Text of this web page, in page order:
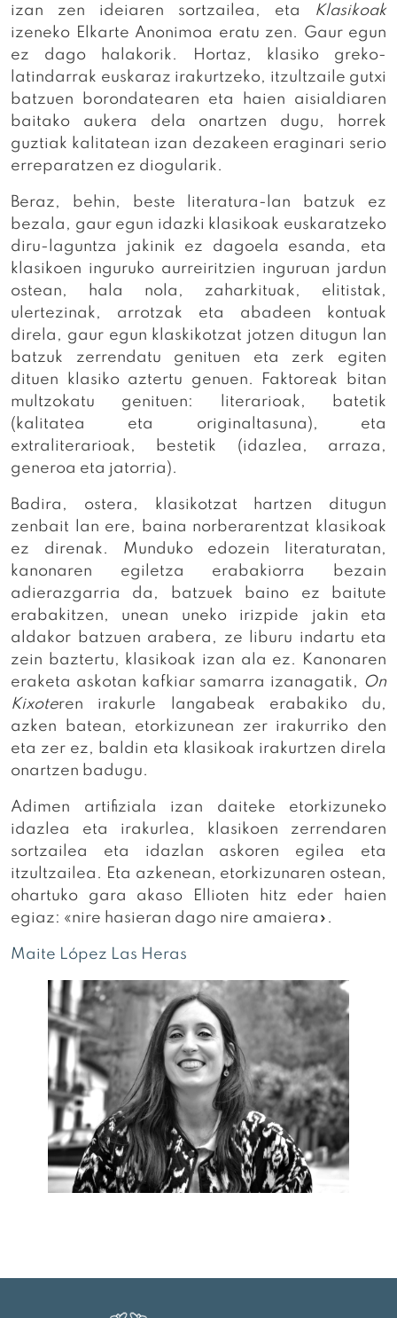
izan zen ideiaren sortzailea, eta
Klasikoak
izeneko Elkarte Anonimoa eratu zen. Gaur egun
ez dago halakorik. Hortaz, klasiko greko-
latindarrak euskaraz irakurtzeko, itzultzaile gutxi
batzuen borondatearen eta haien aisialdiaren
baitako aukera dela onartzen dugu, horrek
guztiak kalitatean izan dezakeen eraginari serio
erreparatzen ez diogularik.
Beraz, behin, beste literatura-lan batzuk ez
bezala, gaur egun idazki klasikoak euskaratzeko
diru-laguntza jakinik ez dagoela esanda, eta
klasikoen inguruko aurreiritzien inguruan jardun
ostean, hala nola, zaharkituak, elitistak,
ulertezinak, arrotzak eta abadeen kontuak
direla, gaur egun klaskikotzat jotzen ditugun lan
batzuk zerrendatu genituen eta zerk egiten
dituen klasiko aztertu genuen. Faktoreak bitan
multzokatu genituen: literarioak, batetik
(kalitatea eta originaltasuna), eta
extraliterarioak, bestetik (idazlea, arraza,
generoa eta jatorria).
Badira, ostera, klasikotzat hartzen ditugun
zenbait lan ere, baina norberarentzat klasikoak
ez direnak. Munduko edozein literaturatan,
kanonaren egiletza erabakiorra bezain
adierazgarria da, batzuek baino ez baitute
erabakitzen, unean uneko irizpide jakin eta
aldakor batzuen arabera, ze liburu indartu eta
zein baztertu, klasikoak izan ala ez. Kanonaren
eraketa askotan kafkiar samarra izanagatik, On
Kixoteren irakurle langabeak erabakiko du,
azken batean, etorkizunean zer irakurriko den
eta zer ez, baldin eta klasikoak irakurtzen direla
onartzen badugu.
Adimen artifiziala izan daiteke etorkizuneko
idazlea eta irakurlea, klasikoen zerrendaren
sortzailea eta idazlan askoren egilea eta
itzultzailea. Eta azkenean, etorkizunaren ostean,
ohartuko gara akaso Ellioten hitz eder haien
egiaz: «nire hasieran dago nire amaiera».
Maite López Las Heras